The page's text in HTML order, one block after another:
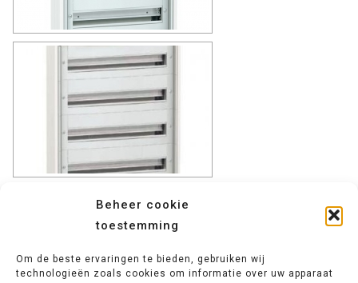
Beheer cookie
toestemming
Om de beste ervaringen te bieden, gebruiken wij
technologieën zoals cookies om informatie over uw apparaat